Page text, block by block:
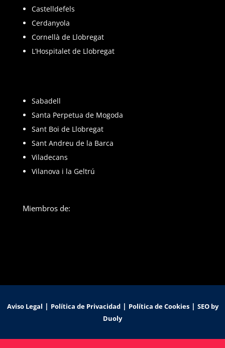
Castelldefels
Cerdanyola
Cornellà de Llobregat
L’Hospitalet de Llobregat
Sabadell
Santa Perpetua de Mogoda
Sant Boi de Llobregat
Sant Andreu de la Barca
Viladecans
Vilanova i la Geltrú
Miembros de:
Aviso Legal | Política de Privacidad| Política de Cookies| SEO by
Duoly